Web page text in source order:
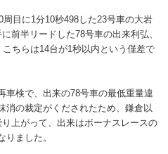
目に1分10秒498した23号車の大岩
前半リードした78号車の出来利弘、
ちらは14台が1秒以内という僅差で
車検で、出来の78号車の最低重量違
消の裁定がくだされたため、鎌倉以
上がって、出来はボーナスレースの
ました。